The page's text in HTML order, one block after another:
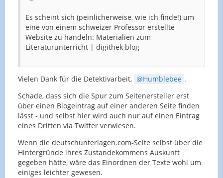
Es scheint sich (peinlicherweise, wie ich finde!) um
eine von einem schweizer Professor erstellte
Website zu handeln: Materialien zum
Literaturunterricht | digithek blog
Vielen Dank für die Detektivarbeit, Humblebee .
Schade, dass sich die Spur zum Seitenersteller erst
über einen Blogeintrag auf einer anderen Seite finden
lässt - und selbst hier wird auch nur auf einen Eintrag
eines Dritten via Twitter verwiesen.
Wenn die deutschunterlagen.com-Seite selbst über die
Hintergründe ihres Zustandekommens Auskunft
gegeben hätte, wäre das Einordnen der Texte wohl um
einiges leichter gewesen.